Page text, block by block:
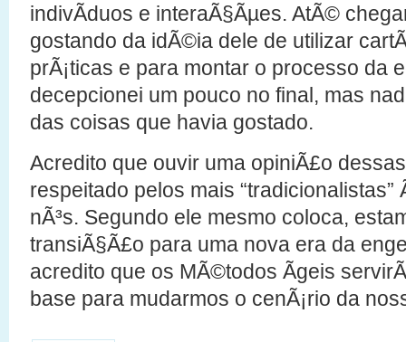
indivÃ­duos e interaÃ§Ãµes. AtÃ©
gostando da idÃ©ia dele de utilizar
prÃ¡ticas e para montar o processo da
decepcionei um pouco no final, mas
das coisas que havia gostado.
Acredito que ouvir uma opiniÃ£o
respeitado pelos mais
nÃ³s. Segundo ele mesmo coloca,
transiÃ§Ã£o para uma nova era da
acredito que os MÃ©todos Ãgeis
base para mudarmos o cenÃ¡rio da